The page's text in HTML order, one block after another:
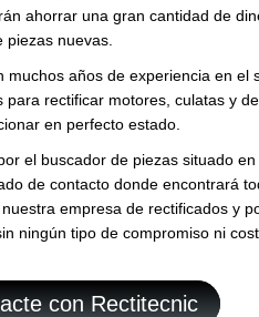
ahorrar una gran cantidad de
piezas nuevas.
muchos años de experiencia en el
para rectificar motores, culatas y
en perfecto estado.
el buscador de piezas situado
de contacto donde encontrará
empresa de rectificados y
ningún tipo de compromiso ni
con Rectitecnic